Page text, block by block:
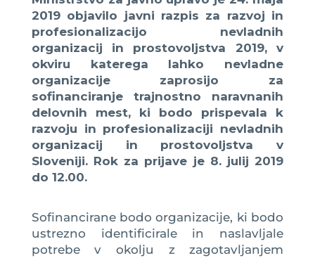
2019 objavilo javni razpis za razvoj in
profesionalizacijo nevladnih
organizacij in prostovoljstva 2019, v
okviru katerega lahko nevladne
organizacije zaprosijo za
sofinanciranje trajnostno naravnanih
delovnih mest, ki bodo prispevala k
razvoju in profesionalizaciji nevladnih
organizacij in prostovoljstva v
Sloveniji. Rok za prijave je 8. julij 2019
do 12.00.
Sofinancirane bodo organizacije, ki bodo
ustrezno identificirale in naslavljale
potrebe v okolju z zagotavljanjem